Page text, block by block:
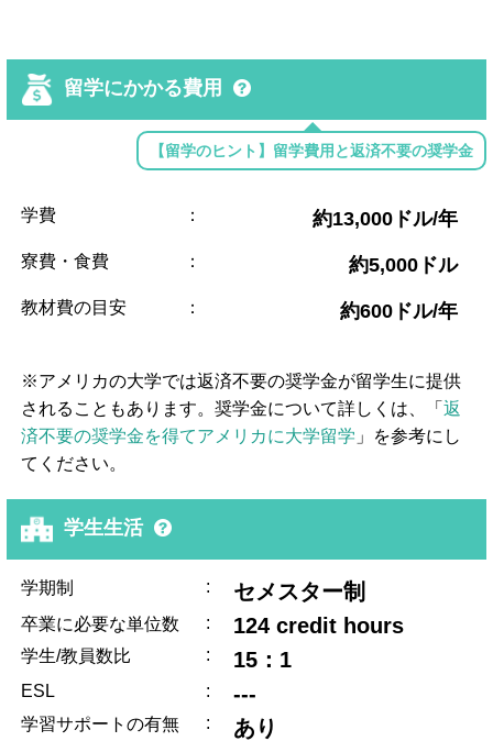
留学にかかる費用
【留学のヒント】留学費用と返済不要の奨学金
学費 ： 約13,000ドル/年
寮費・食費 ： 約5,000ドル
教材費の目安 ： 約600ドル/年
※アメリカの大学では返済不要の奨学金が留学生に提供
されることもあります。奨学金について詳しくは、「返
済不要の奨学金を得てアメリカに大学留学 」を参考にし
てください。
学生生活
学期制 : セメスター制
卒業に必要な単位数 : 124 credit hours
学生/教員数比 : 15：1
ESL : ---
学習サポートの有無 : あり